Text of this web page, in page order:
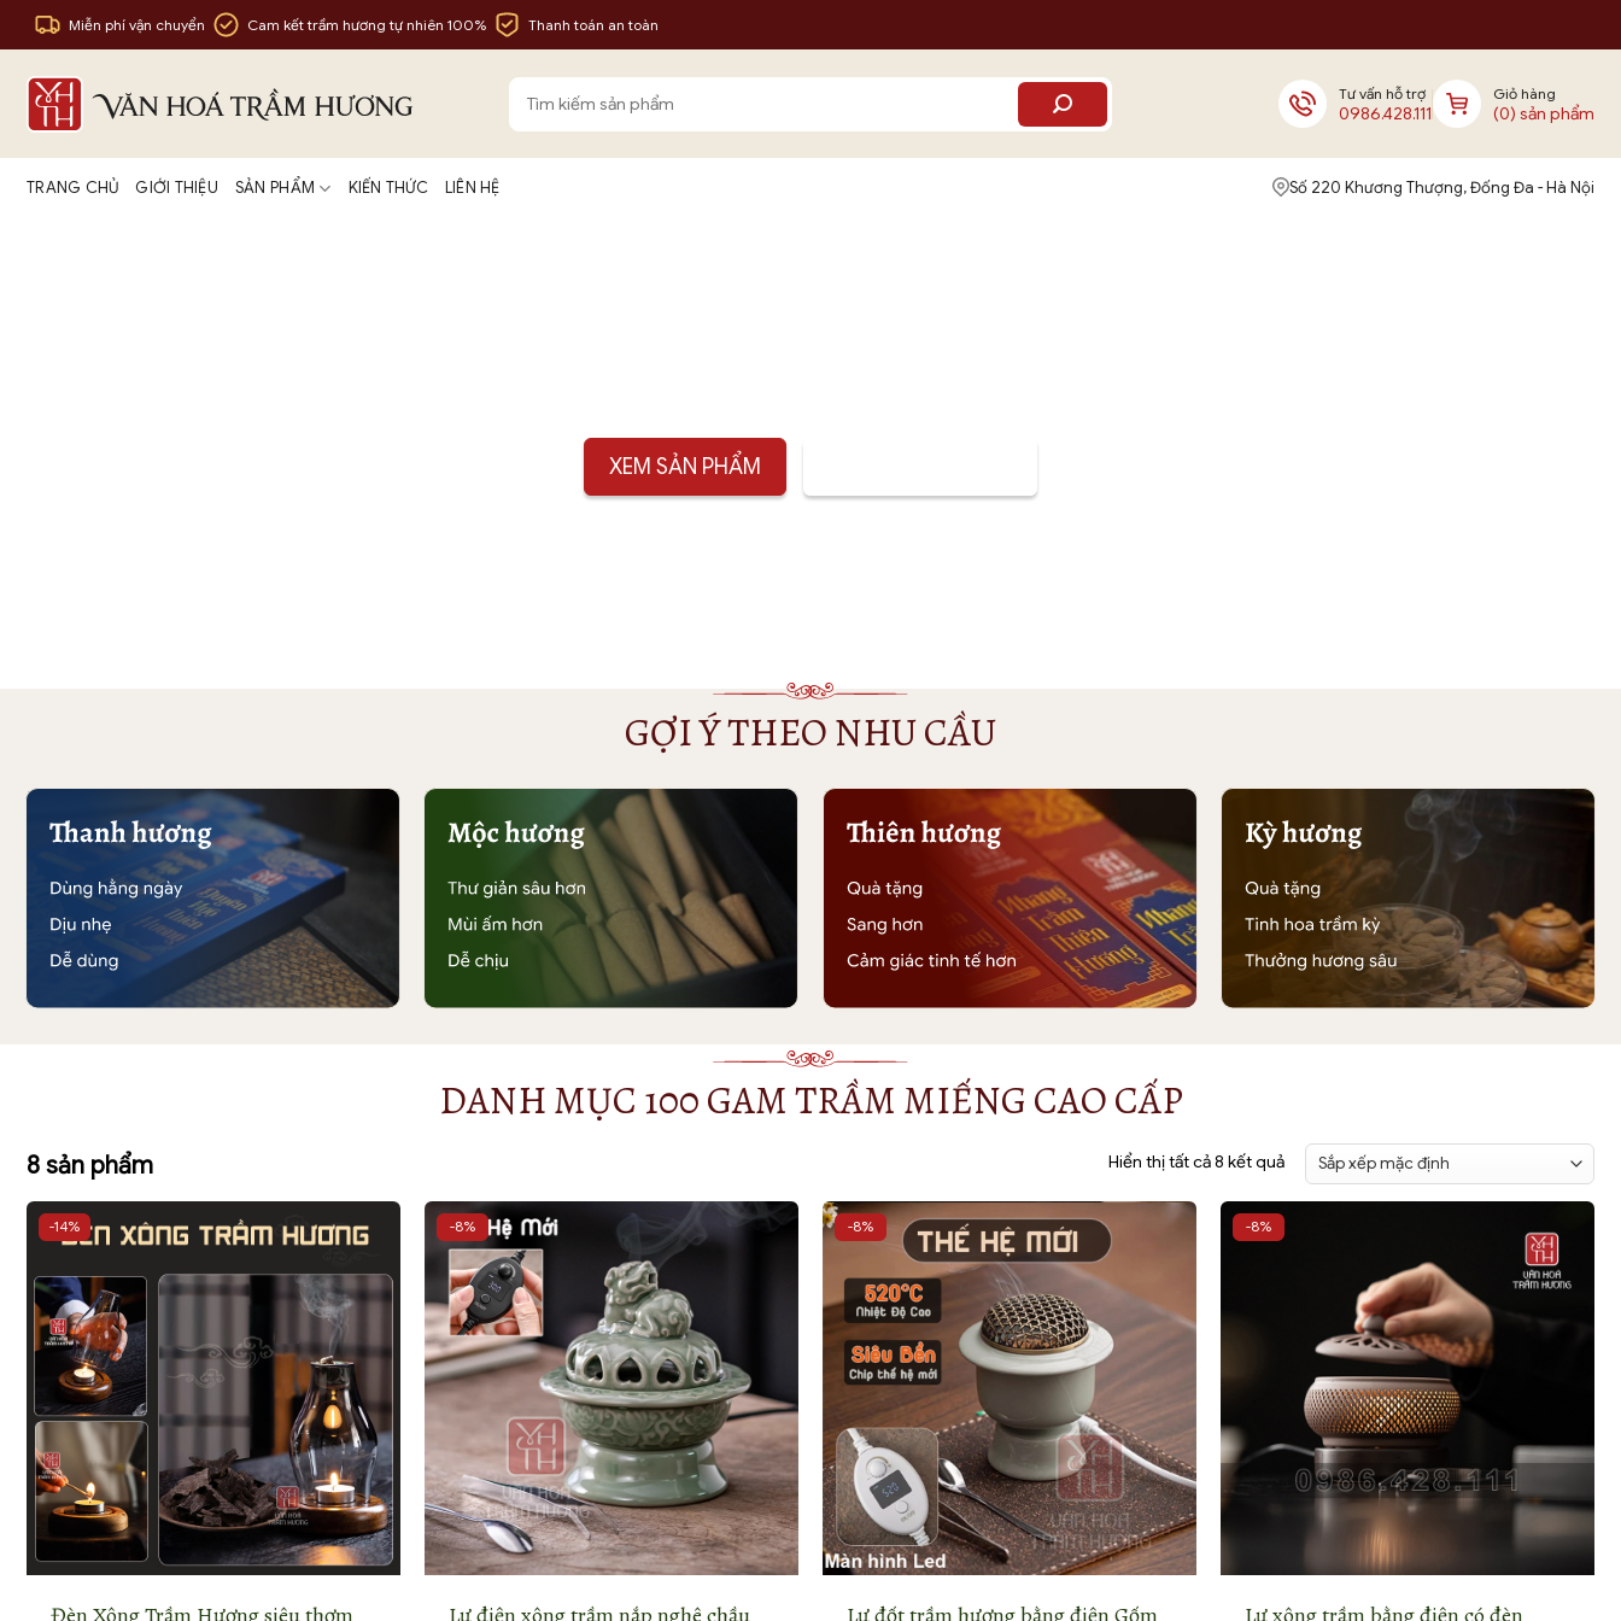
qua
dung
Miễn phí vận chuyển Cam kết trầm hương tự nhiên 100% Thanh toán an toàn
kiếm:
Tư vấn hỗ trợ
0986.428.111
Giỏ hàng
(0) sản phẩm
TRANG CHỦ GIỚI THIỆU SẢN PHẨM KIẾN THỨC LIÊN HỆ Số 220 Khương Thượng, Đống Đa - Hà Nội
XEM SẢN PHẨM
GỢI Ý THEO NHU CẦU
DANH MỤC 100 GAM TRẦM MIẾNG CAO CẤP
8 sản phẩm Hiển thị tất cả 8 kết quả
-14%
Đèn Xông Trầm Hương siêu thơm
-8%
Lư điện xông trầm nắp nghê chầu
-8%
Lư đốt trầm hương bằng điện Gốm
-8%
Lư xông trầm bằng điện có đèn